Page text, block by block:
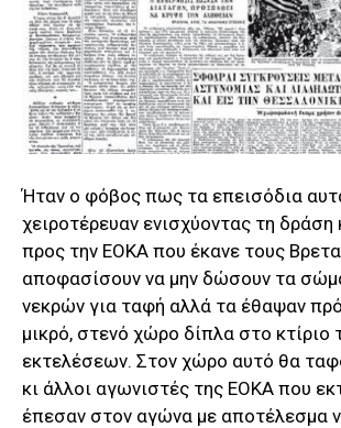
Ήταν ο φόβος πως τα επεισόδια
χειροτέρευαν ενισχύοντας τη δράση
προς την ΕΟΚΑ που έκανε τους
αποφασίσουν να μην δώσουν τα
νεκρών για ταφή αλλά τα έθαψαν
μικρό, στενό χώρο δίπλα στο κτίριο
εκτελέσεων. Στον χώρο αυτό θα
κι άλλοι αγωνιστές της ΕΟΚΑ που
έπεσαν στον αγώνα με αποτέλεσμα